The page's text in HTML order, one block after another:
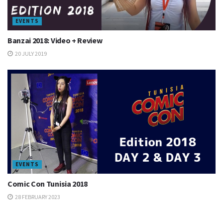
EVENTS
Banzai 2018: Video + Review
20 JULY 2019
EVENTS
Comic Con Tunisia 2018
28 FEBRUARY 2023